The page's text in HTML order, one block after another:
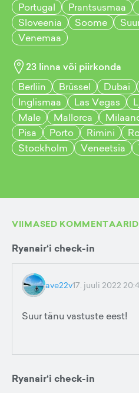
Portugal
Prantsusmaa
Sloveenia
Soome
Venemaa
23 linna või piirkonda
Berliin
Brüssel Dubai
Inglismaa
Las Vegas
Male
Mallorca
Pisa
Porto Rimini
Stockholm
Veneetsia
VIIMASED KOMMENTAARID
Ryanair‘i check-in
ave22v17. juuli 2022
Suur tänu vastuste eest!
Ryanair‘i check-in